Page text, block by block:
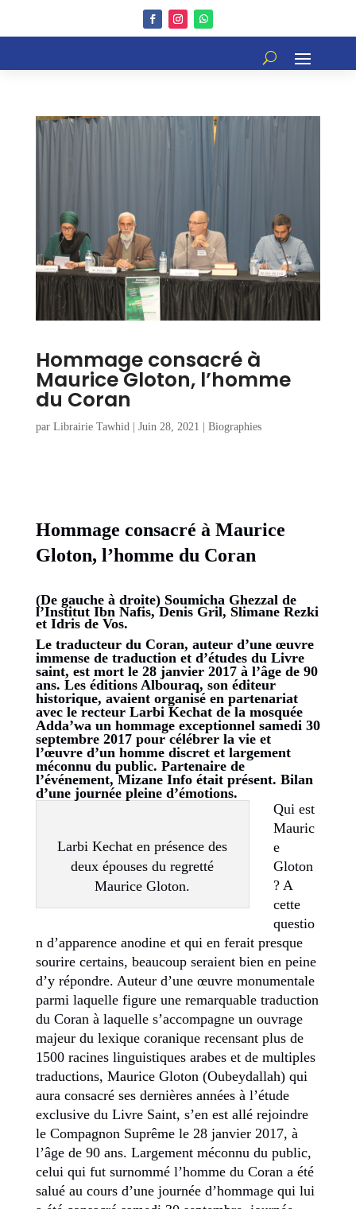
Hommage consacré à
Maurice Gloton, l’homme
du Coran
par Librairie Tawhid Juin 28, 2021 Biographies
Hommage consacré à Maurice
Gloton, l’homme du Coran
(De gauche à droite) Soumicha Ghezzal de
l’Institut Ibn Nafis, Denis Gril, Slimane Rezki
et Idris de Vos.
Le traducteur du Coran, auteur d’une œuvre
immensede traduction et d’études du Livre
saint, est mort le 28 janvier 2017 à l’âge de 90
ans. Les éditions Albouraq, son éditeur
historique, avaient organisé en partenariat
avec le recteur Larbi Kechat de la mosquée
Adda’wa un hommage exceptionnel samedi 30
septembre 2017 pour célébrer la vie et
l’œuvre d’un homme discret et largement
méconnu du public. Partenaire de
l’événement, Mizane Info était présent. Bilan
d’une journée pleine d’émotions.
Larbi Kechat en présence des
deux épouses du regretté
Maurice Gloton.
Qui est
Mauric
e
Gloton
? A
cette
questio
n d’apparence anodine et qui en ferait presque
sourire certains, beaucoup seraient bien en peine
d’y répondre. Auteur d’une œuvre monumentale
parmi laquelle figure une remarquable traduction
du Coran à laquelle s’accompagne un ouvrage
majeur du lexique coranique recensant plus de
1500 racines linguistiques arabes et de multiples
traductions, Maurice Gloton (Oubeydallah) qui
aura consacré ses dernières années à l’étude
exclusive du Livre Saint, s’en est allé rejoindre
le Compagnon Suprême le 28 janvier 2017, à
l’âge de 90 ans. Largement méconnu du public,
celui qui fut surnommé l’homme du Coran a été
salué au cours d’une journée d’hommage qui lui